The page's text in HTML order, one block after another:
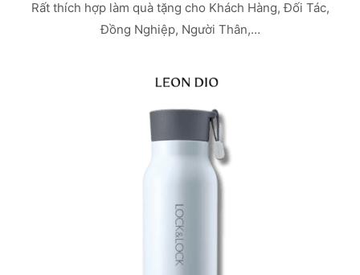
Rất thích hợp làm quà tặng cho Khách Hàng, Đối Tác,
Đồng Nghiệp, Người Thân,…